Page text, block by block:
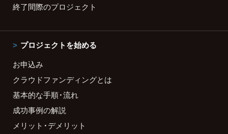
終了間際のプロジェクト
プロジェクトを始める
お申込み
クラウドファンディングとは
基本的な手順・流れ
成功事例の解説
メリット・デメリット